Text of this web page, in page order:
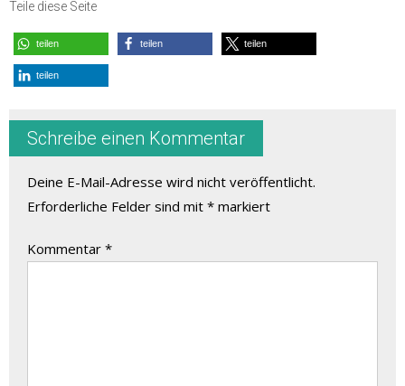
Teile diese Seite
teilen teilen teilen
teilen
Schreibe einen Kommentar
Deine E-Mail-Adresse wird nicht veröffentlicht.
Erforderliche Felder sind mit * markiert
Kommentar *